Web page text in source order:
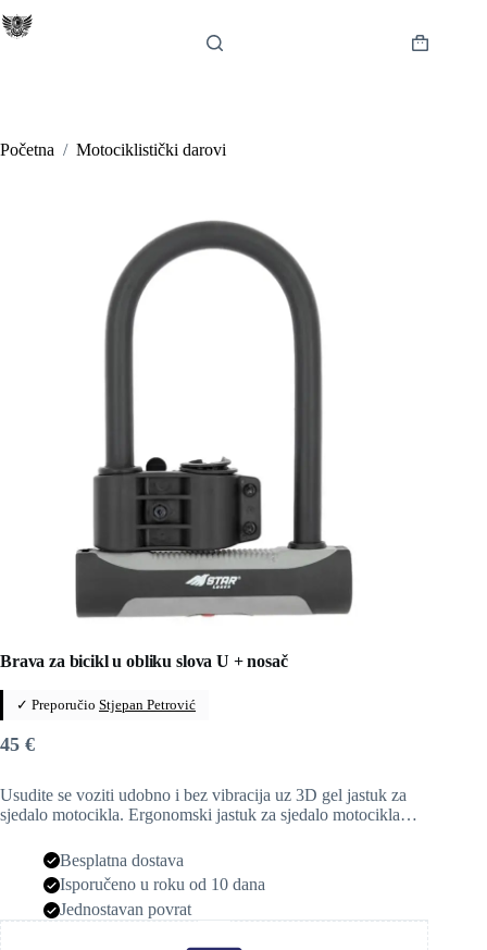
na
Košarica
Početna / Motociklistički darovi
Brava za bicikl u obliku slova U + nosač
✓ Preporučio Stjepan Petrović
45 €
Usudite se voziti udobno i bez vibracija uz 3D gel jastuk za
sjedalo motocikla. Ergonomski jastuk za sjedalo motocikla…
Besplatna dostava
Isporučeno u roku od 10 dana
Jednostavan povrat